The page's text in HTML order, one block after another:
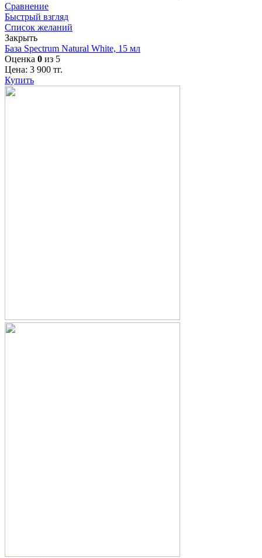
Сравнение
Быстрый взгляд
Список желаний
Закрыть
База Spectrum Natural White, 15 мл
Оценка 0 из 5
Цена: 3 900 тг.
Купить